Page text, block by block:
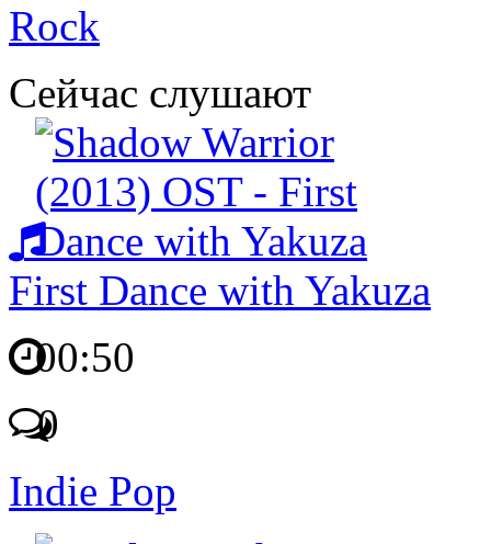
Rock
Сейчас слушают
First Dance with Yakuza
00:50
0
Indie Pop